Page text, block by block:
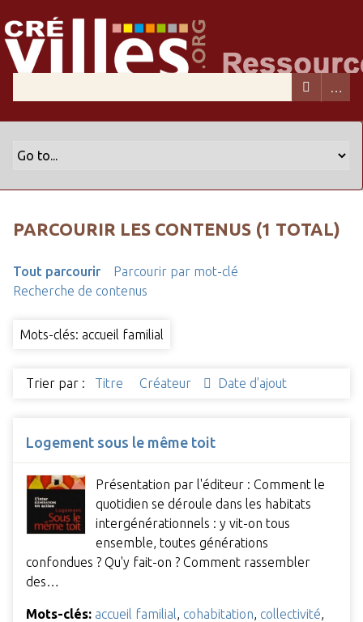
PARCOURIR LES CONTENUS (1 TOTAL)
Tout parcourir
Parcourir par mot-clé
Recherche de contenus
Mots-clés: accueil familial
Trier par : Titre Créateur Date d'ajout
Logement sous le même toit
Présentation par l'éditeur : Comment le
quotidien se déroule dans les habitats
intergénérationnels : y vit-on tous
ensemble, toutes générations
confondues ? Qu'y fait-on ? Comment rassembler
des…
Mots-clés: accueil familial cohabitation collectivité